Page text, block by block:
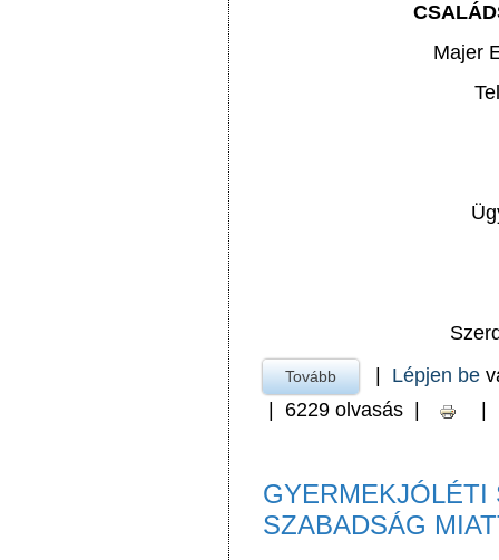
Majer
Tovább a TÉRSÉGILépjen be
6229 olvasás
GYERMEKJÓLÉTI
SZABADSÁG